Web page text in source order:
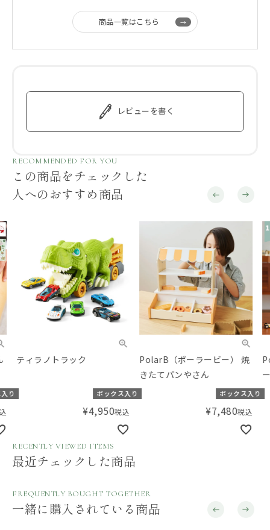
商品一覧はこちら
レビューを書く
RECOMMENDED FOR YOU
この商品をチェックした
人へのおすすめ商品
ティラノトラック
ボックス入り
4,950税込
PolarB（ポーラービー） 焼
きたてパンやさん
ボックス入り
7,480税込
ー
RECENTLY VIEWED ITEMS
最近チェックした商品
FREQUENTLY BOUGHT TOGETHER
一緒に購入されている商品